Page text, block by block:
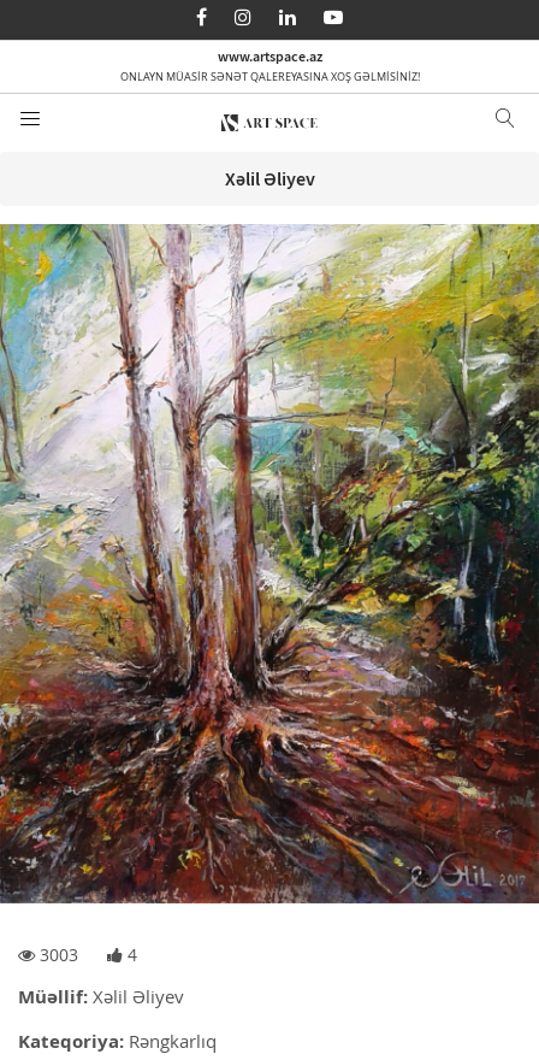
www.artspace.az
ONLAYN MÜASİR SƏNƏT QALEREYASINA XOŞ GƏLMİSİNİZ!
AZ EN RU
Kateqoriyalar
Sifarişlə
Media
Əlaqə
Xəlil Əliyev
3003 4
Müəllif: Xəlil Əliyev
Kateqoriya: Rəngkarlıq